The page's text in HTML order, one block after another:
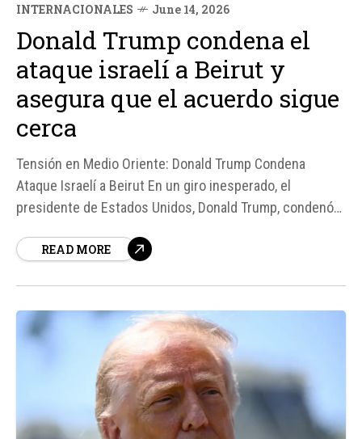
INTERNACIONALES June 14, 2026
Donald Trump condena el
ataque israelí a Beirut y
asegura que el acuerdo sigue
cerca
Tensión en Medio Oriente: Donald Trump Condena
Ataque Israelí a Beirut En un giro inesperado, el
presidente de Estados Unidos, Donald Trump, condenó
acuerdo de paz sigue estando "muy cerca". Este
READ MORE